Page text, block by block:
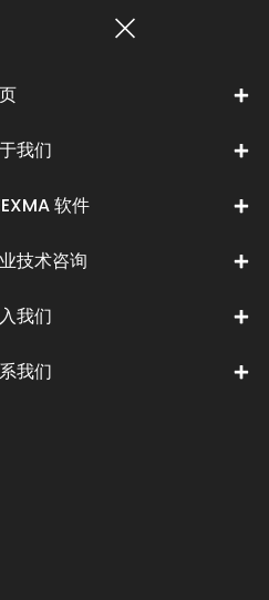
我们
软件
技术咨询
我们
我们
我们
岗位
）